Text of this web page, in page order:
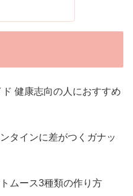
ド 健康志向の人におすすめ
タインに差がつくガナッ
ムース3種類の作り方